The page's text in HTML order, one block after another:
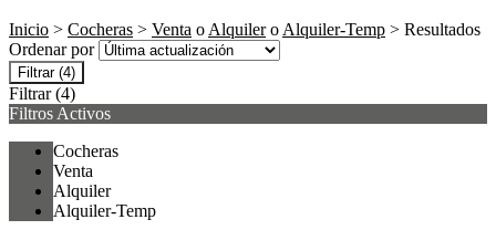
Inicio > Cocheras > Venta oAlquileroAlquiler-Temp > Resultados
Ordenar por
Filtrar (4)
Filtrar (4)
Filtros Activos
Cocheras
Venta
Alquiler
Alquiler-Temp